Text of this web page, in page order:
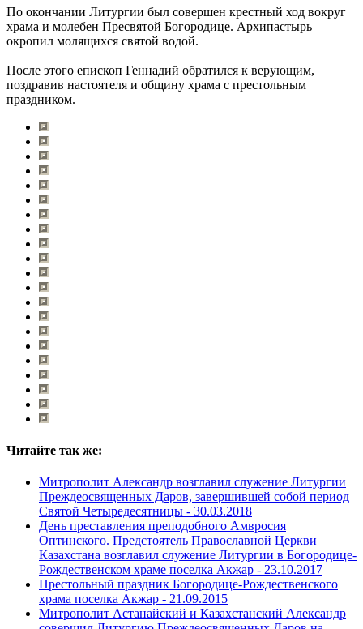
По окончании Литургии был совершен крестный ход вокруг
храма и молебен Пресвятой Богородице. Архипастырь
окропил молящихся святой водой.
После этого епископ Геннадий обратился к верующим,
поздравив настоятеля и общину храма с престольным
праздником.
Читайте так же:
Митрополит Александр возглавил служение Литургии
Преждеосвященных Даров, завершившей собой период
Святой Четыредесятницы - 30.03.2018
День преставления преподобного Амвросия
Оптинского. Предстоятель Православной Церкви
Казахстана возглавил служение Литургии в Богородице-
Рождественском храме поселка Акжар - 23.10.2017
Престольный праздник Богородице-Рождественского
храма поселка Акжар - 21.09.2015
Митрополит Астанайский и Казахстанский Александр